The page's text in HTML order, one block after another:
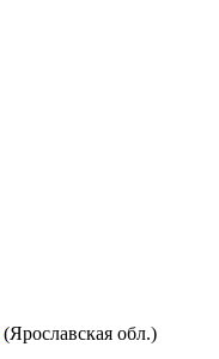
(Ярославская обл.)